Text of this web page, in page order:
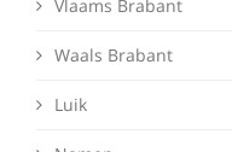
Vlaams Brabant
Waals Brabant
Luik